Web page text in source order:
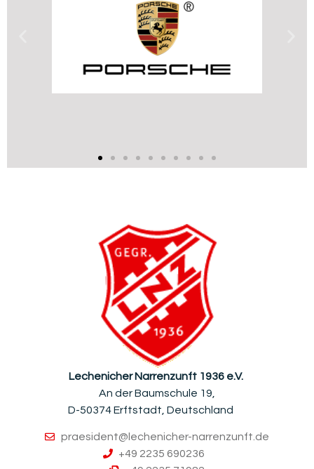
Lechenicher Narrenzunft 1936 e.V.
An der Baumschule 19,
D-50374 Erftstadt, Deutschland
praesident@lechenicher-narrenzunft.de
+49 2235 690236